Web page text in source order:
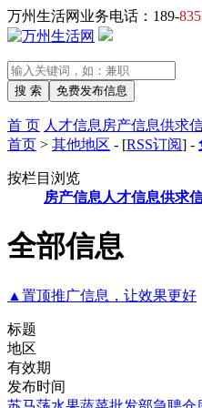
万州生活网业务电话：189-
首 页 人才信息 房产信息供求
首页 > 其他地区 - [RSS订阅] -
按栏目浏览
房产信息 人才信息供求
全部信息
▲置顶推广信息，让效果更好
标题
地区
有效期
发布时间